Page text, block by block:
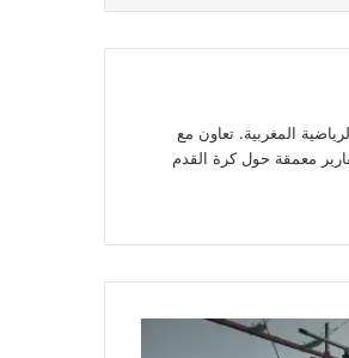
المغربية. تعاون مع
معمقة حول كرة القدم